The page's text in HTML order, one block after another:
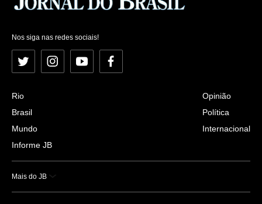
Nos siga nas redes sociais!
Twitter InstagramYouTubeFacebook
Rio
Brasil
Mundo
Informe JB
Opinião
Política
Internacional
Mais do JB
Esportes